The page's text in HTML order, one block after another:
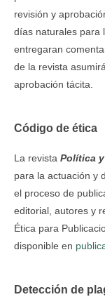
revisión y
días naturales para
entregaran
de la revista
aprobación tácita.
Código de ética
La revista Política
para la actuación y
el proceso de
editorial, autores y
Ética para
disponible en
Detección de